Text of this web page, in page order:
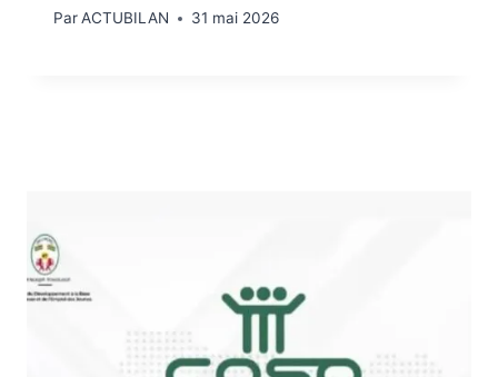
ParACTUBILAN 31 mai 2026